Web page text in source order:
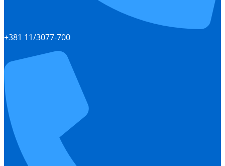
+381 11/3077-700